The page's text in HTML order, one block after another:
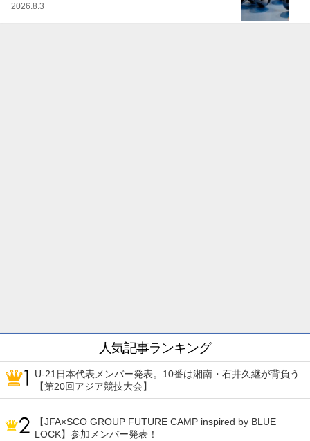
2026.8.3
人気記事ランキング
U-21日本代表メンバー発表。10番は湘南・石井久継が背負う
【第20回アジア競技大会】
【JFA×SCO GROUP FUTURE CAMP inspired by BLUE
LOCK】参加メンバー発表！